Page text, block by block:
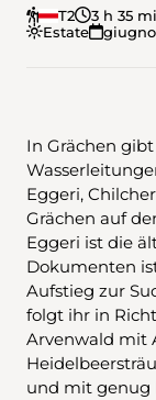
T2 3 h 35
Estate
In Grächen
Eggeri,
Grächen auf
Eggeri ist die
Dokumenten
Aufstieg zur
folgt ihr in
Arvenwald mit
und mit genug